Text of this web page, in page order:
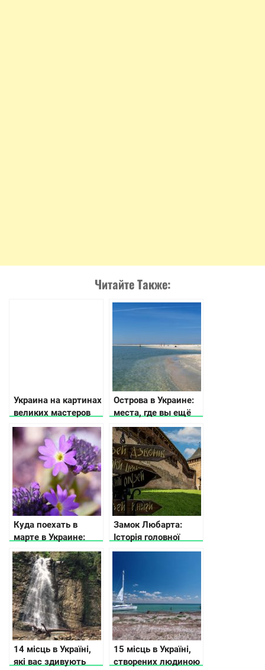
Читайте Также:
Украина на картинах
великих мастеров
Острова в Украине:
места, где вы ещё
не были
Куда поехать в
марте в Украине:
афиша событий
Замок Любарта:
Історія головної
пам’ятки Луцька
14 місць в Україні,
які вас здивують
15 місць в Україні,
створених людиною